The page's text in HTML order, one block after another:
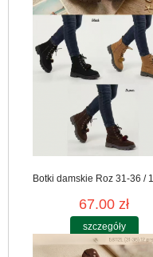
Botki damskie Roz 31-36 /
67.00 zł
szczegóły